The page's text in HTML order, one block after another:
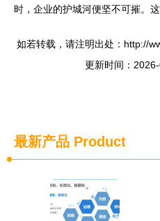
时，企业的护城河便坚不可摧。
如若转载，请注明出处：http://
更新时间：
最新产品 Product